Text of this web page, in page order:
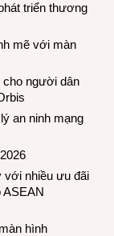
triển thương
mẽ với màn
cho người dân
an ninh mạng
với nhiều ưu đãi
hình